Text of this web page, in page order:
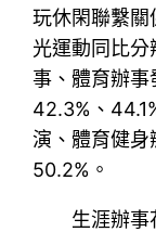
玩休閑聯繫
光運動同比
事、體育辦
42.3%、
演、體育健身
50.2%。
生涯辦事